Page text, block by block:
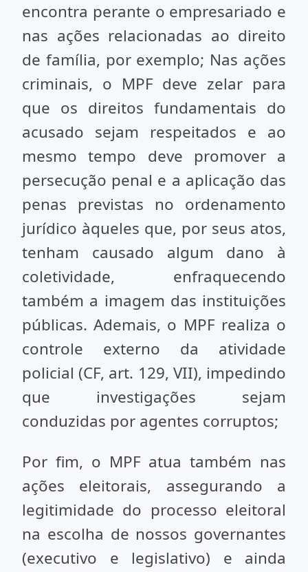
encontra perante o empresariado e
nas ações relacionadas ao direito
de família, por exemplo; Nas ações
criminais, o MPF deve zelar para
que os direitos fundamentais do
acusado sejam respeitados e ao
mesmo tempo deve promover a
persecução penal e a aplicação das
penas previstas no ordenamento
jurídico àqueles que, por seus atos,
tenham causado algum dano à
coletividade, enfraquecendo
também a imagem das instituições
públicas. Ademais, o MPF realiza o
controle externo da atividade
policial (CF, art. 129, VII), impedindo
que investigações sejam
conduzidas por agentes corruptos;
Por fim, o MPF atua também nas
ações eleitorais, assegurando a
legitimidade do processo eleitoral
na escolha de nossos governantes
(executivo e legislativo) e ainda